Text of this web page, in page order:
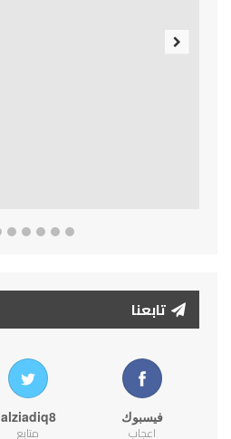
تابعنا
فيسبوك
اعجاب
alziadiq8
متابع